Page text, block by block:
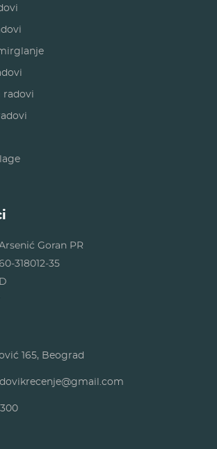
radovi
Goran PR
318012-35
165, Beograd